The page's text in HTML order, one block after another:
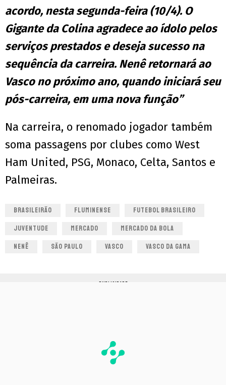
acordo, nesta segunda-feira (10/4). O
Gigante da Colina agradece ao ídolo pelos
serviços prestados e deseja sucesso na
sequência da carreira. Nenê retornará ao
Vasco no próximo ano, quando iniciará seu
pós-carreira, em uma nova função”
Na carreira, o renomado jogador também
soma passagens por clubes como West
Ham United, PSG, Monaco, Celta, Santos e
Palmeiras.
BRASILEIRÃO FLUMINENSE FUTEBOL BRASILEIRO
JUVENTUDE MERCADO MERCADO DA BOLA
NENÊ SÃO PAULO VASCO VASCO DA GAMA
PUBLICIDADE